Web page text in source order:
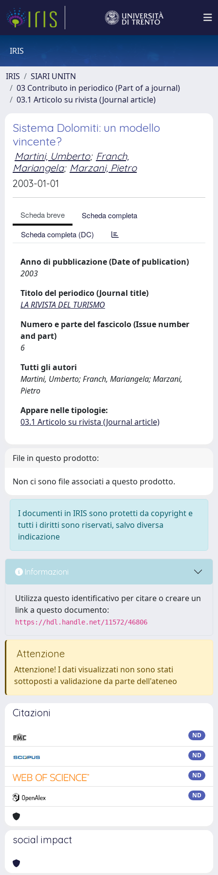
IRIS
IRIS
SIARI UNITN
03 Contributo in periodico (Part of a journal)
03.1 Articolo su rivista (Journal article)
Sistema Dolomiti: un modello
vincente?
Martini, Umberto; Franch,
Mariangela; Marzani, Pietro
2003-01-01
Scheda breve
Scheda completa
Scheda completa (DC)
Anno di pubblicazione (Date of publication)
2003
Titolo del periodico (Journal title)
LA RIVISTA DEL TURISMO
Numero e parte del fascicolo (Issue number
and part)
6
Tutti gli autori
Martini, Umberto; Franch, Mariangela; Marzani,
Pietro
Appare nelle tipologie:
03.1 Articolo su rivista (Journal article)
File in questo prodotto:
Non ci sono file associati a questo prodotto.
I documenti in IRIS sono protetti da copyright e
tutti i diritti sono riservati, salvo diversa
indicazione
Informazioni
Utilizza questo identificativo per citare o creare un
link a questo documento:
https://hdl.handle.net/11572/46806
Attenzione
Attenzione! I dati visualizzati non sono stati
sottoposti a validazione da parte dell'ateneo
Citazioni
ND
ND
ND
ND
social impact